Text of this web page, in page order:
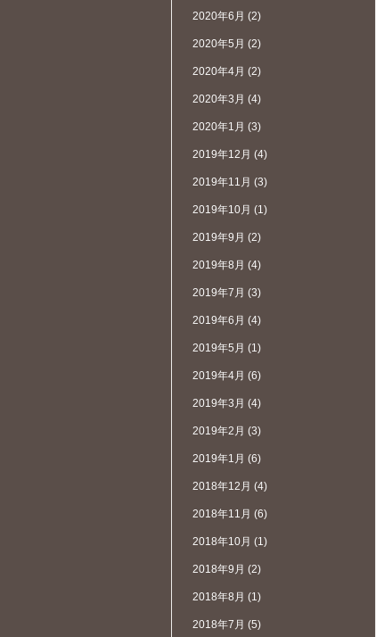
2020年6月 (2)
2020年5月 (2)
2020年4月 (2)
2020年3月 (4)
2020年1月 (3)
2019年12月 (4)
2019年11月 (3)
2019年10月 (1)
2019年9月 (2)
2019年8月 (4)
2019年7月 (3)
2019年6月 (4)
2019年5月 (1)
2019年4月 (6)
2019年3月 (4)
2019年2月 (3)
2019年1月 (6)
2018年12月 (4)
2018年11月 (6)
2018年10月 (1)
2018年9月 (2)
2018年8月 (1)
2018年7月 (5)